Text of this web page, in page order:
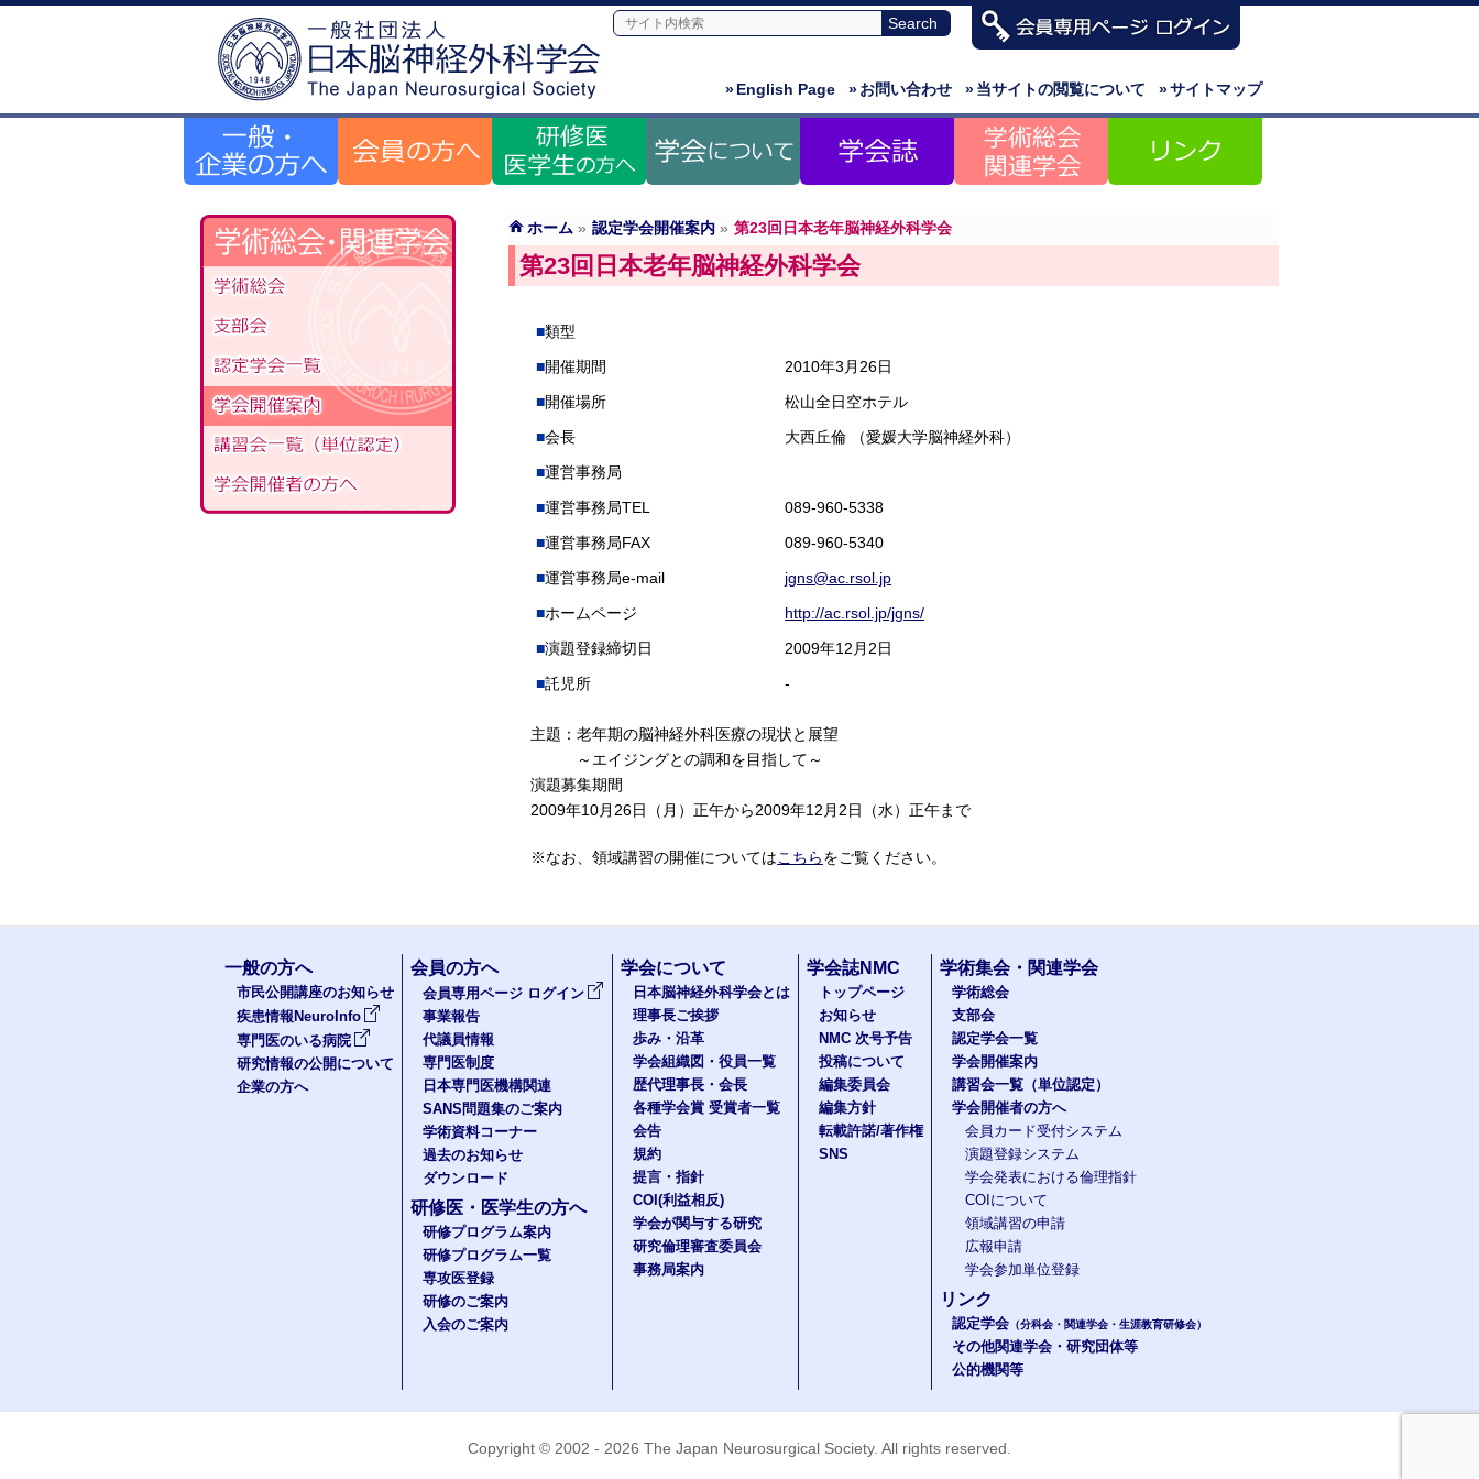
»サイトマップ
»当サイトの閲覧について
»お問い合わせ
»English Page
ホーム » 認定学会開催案内 » 第23回日本老年脳神経外科学会
第23回日本老年脳神経外科学会
類型
開催期間
2010年3月26日
開催場所
松山全日空ホテル
会長
大西丘倫 （愛媛大学脳神経外科）
運営事務局
運営事務局TEL
089-960-5338
運営事務局FAX
089-960-5340
運営事務局e-mail
jgns@ac.rsol.jp
ホームページ
http://ac.rsol.jp/jgns/
演題登録締切日
2009年12月2日
託児所
-
主題：老年期の脳神経外科医療の現状と展望
～エイジングとの調和を目指して～
演題募集期間
2009年10月26日（月）正午から2009年12月2日（水）正午まで
※なお、領域講習の開催についてはこちらをご覧ください。
一般の方へ
市民公開講座のお知らせ
疾患情報NeuroInfo
専門医のいる病院
研究情報の公開について
企業の方へ
会員の方へ
会員専用ページ ログイン
事業報告
代議員情報
専門医制度
日本専門医機構関連
SANS問題集のご案内
学術資料コーナー
過去のお知らせ
ダウンロード
研修医・医学生の方へ
研修プログラム案内
研修プログラム一覧
専攻医登録
研修のご案内
入会のご案内
学会について
日本脳神経外科学会とは
理事長ご挨拶
歩み・沿革
学会組織図・役員一覧
歴代理事長・会長
各種学会賞 受賞者一覧
会告
規約
提言・指針
COI(利益相反)
学会が関与する研究
研究倫理審査委員会
事務局案内
学会誌NMC
トップページ
お知らせ
NMC 次号予告
投稿について
編集委員会
編集方針
転載許諾/著作権
SNS
学術集会・関連学会
学術総会
支部会
認定学会一覧
学会開催案内
講習会一覧（単位認定）
学会開催者の方へ
会員カード受付システム
演題登録システム
学会発表における倫理指針
COIについて
領域講習の申請
広報申請
学会参加単位登録
リンク
認定学会 （分科会・関連学会・生涯教育研修会）
その他関連学会・研究団体等
公的機関等
Copyright © 2002 - 2026 The Japan Neurosurgical Society. All rights reserved.